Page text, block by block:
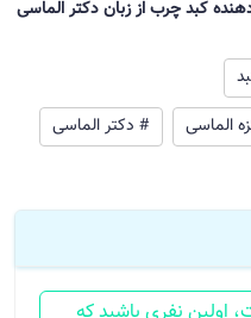
کبد چرب از زبان دکتر الماسی
الماسی
# دکتر الماسی